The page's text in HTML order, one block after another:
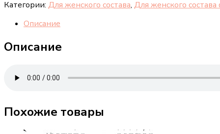
скорой
встречи,
свидания"
Категории: Для женского состава, Для женского
Описание
Описание
Похожие товары